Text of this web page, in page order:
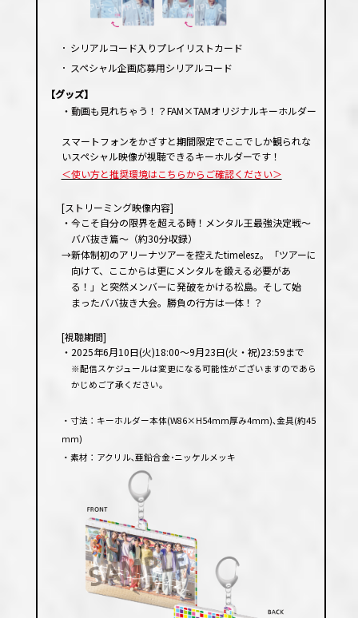
･ シリアルコード入りプレイリストカード
･ スペシャル企画応募用シリアルコード
【グッズ】
・動画も見れちゃう！？FAM×TAMオリジナルキーホルダー
スマートフォンをかざすと期間限定でここでしか観られな
いスペシャル映像が視聴できるキーホルダーです！
＜使い方と推奨環境はこちらからご確認ください＞
[ストリーミング映像内容]
・今こそ自分の限界を超える時！メンタル王最強決定戦〜
ババ抜き篇〜（約30分収録）
→新体制初のアリーナツアーを控えたtimelesz。「ツアーに
向けて、ここからは更にメンタルを鍛える必要があ
る！」と突然メンバーに発破をかける松島。そして始
まったババ抜き大会。勝負の行方は一体！？
[視聴期間]
・2025年6月10日(火)18:00〜9月23日(火・祝)23:59まで
※配信スケジュールは変更になる可能性がございますのであら
かじめご了承ください。
・寸法：キーホルダー本体(W86×H54mm厚み4mm)､金具(約45
ｍｍ)
・素材：アクリル､亜鉛合金･ニッケルメッキ